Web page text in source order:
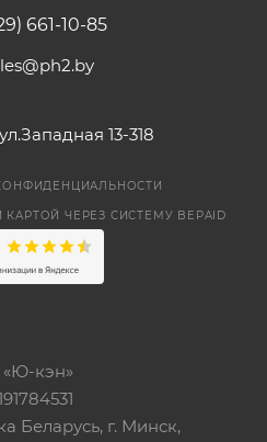
661-10-85
13-318
ЧЕРЕЗ СИСТЕМУ BEPAID
кэн»
Беларусь, г. Минск,